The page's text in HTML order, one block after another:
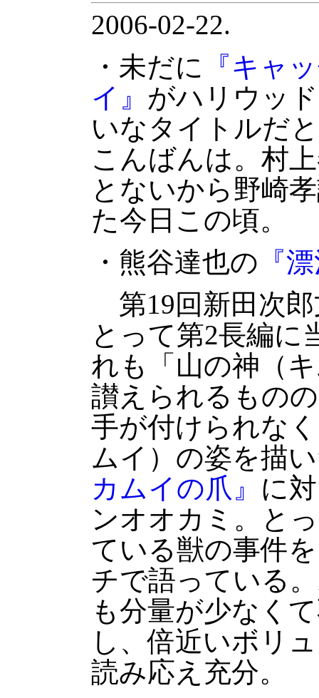
2006-02-22.
・未だに 『キャ
イ』 がハリウッ
いなタイトルだ
こんばんは。村
とないから野崎
た今日この頃。
・熊谷達也の 『
第19回新田次郎
とって第2長編に
れも「山の神（
讃えられるもの
手が付けられな
ムイ）の姿を描
カムイの爪』 に
ンオオカミ。と
ている獣の事件
チで語っている
も分量が少なく
し、倍近いボリ
読み応え充分。